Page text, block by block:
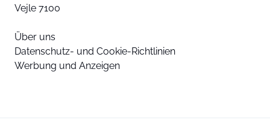
Vejle 7100
Über uns
Datenschutz- und Cookie-Richtlinien
Werbung und Anzeigen